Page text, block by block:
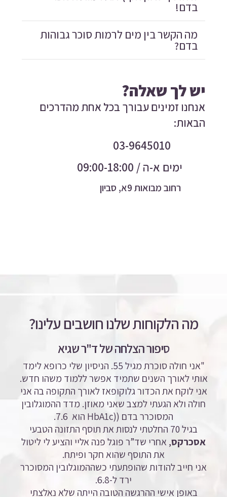
בדם!
מה הקשר בין מים לרמות סוכר גבוהות
בדם?
יש לך שאלה?
אנחנו זמינים עבורך בכל אחת מהדרכים
הבאות:
03-9645010
ימים א-ה / 09:00-18:00
רחוב מבואות 9א, סביון
מה הלקוחות שלנו חושבים עלינו?
סיפור הצלחה של ד"ר שגיא
"אני חולה סוכרת מגיל 55. הניסיון שלי כרופא לימד
אותי לאורך השנים שתמיד אפשר ללמוד משהו חדש.
אני לוקח את הכדור גלוקופאז לאורך התקופה בה אני
חולה ולא הגעתי למצב שאני מאוזן. מדד ההמוגלובין
המסוכרר בדם ((HbA1c
הוא 7.6.
בגיל 70 החלטתי לנסות את תוסף התזונה הטבעי
אסכרקס, אחרי שד”ר פוגל פנה אליי והציע לי ליטול
את התוסף שהוא חקר ופיתח.
אני חייב להודות שהופתעתי כשההמוגלובין המסוכרר
ירד ל-6.8.
באופן אישי ההרגשה הטובה הייתה שלא נאלצתי